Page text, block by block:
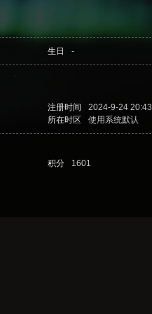
生日 -
注册时间 2024-9-24 20:43
所在时区 使用系统默认
积分 1601